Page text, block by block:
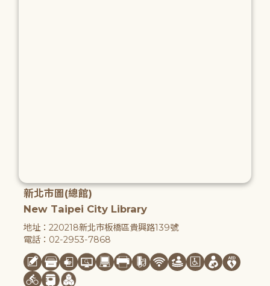
新北市圖(總館)
New Taipei City Library
地址：220218新北市板橋區貴興路139號
電話：02-2953-7868